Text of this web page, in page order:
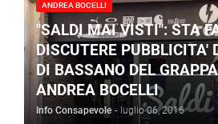
ANDREA BOCELLI
"SALDI MAI VISTI": STA
DISCUTERE PUBBLICITA'
DI BASSANO DEL
ANDREA BOCELLI
Info Consapevole - luglio 06, 2016